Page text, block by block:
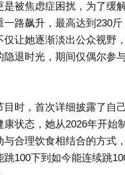
被焦虑症困扰，为了缓
路飙升，最高达到230
让她逐渐淡出公众视野
退时光，期间仅偶尔参
时，首次详细披露了自
状态，她从2026年开始
合理饮食相结合的方式
100下到如今能连续跳